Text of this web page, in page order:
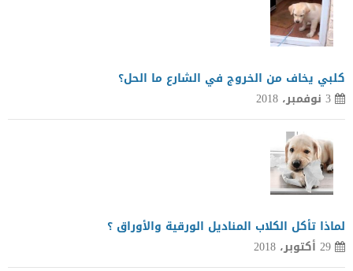
كلبي يخاف من الخروج في الشارع ما الحل؟
3 نوفمبر، 2018
لماذا تأكل الكلاب المناديل الورقية والأوراق ؟
29 أكتوبر، 2018